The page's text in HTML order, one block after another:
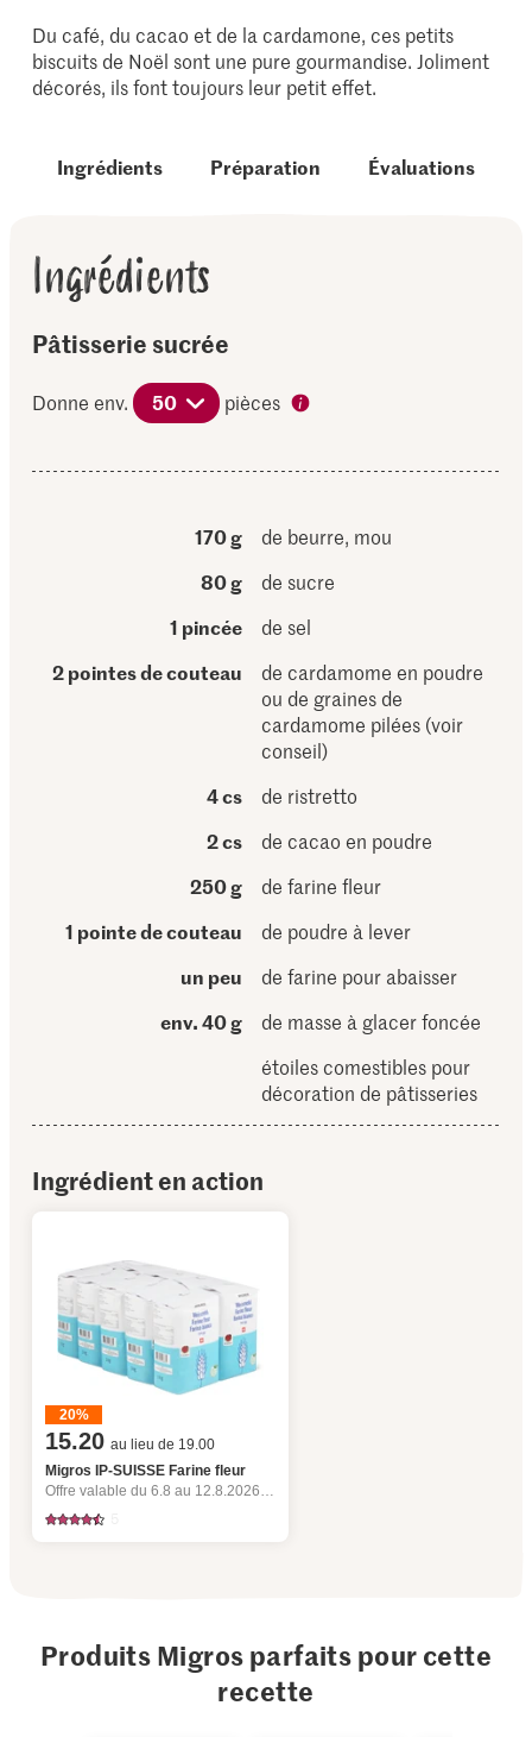
Du café, du cacao et de la cardamone, ces petits
biscuits de Noël sont une pure gourmandise. Joliment
décorés, ils font toujours leur petit effet.
Ingrédients Préparation Évaluations
Ingrédients
Pâtisserie sucrée
Donne env. 50 pièces
170 g
de beurre, mou
80 g
de sucre
1 pincée
de sel
2 pointes de couteau
de cardamome en poudre
ou de graines de
cardamome pilées (voir
conseil)
4 cs
de ristretto
2 cs
de cacao en poudre
250 g
de farine fleur
1 pointe de couteau
de poudre à lever
un peu
de farine pour abaisser
env. 40 g
de masse à glacer foncée
étoiles comestibles pour
décoration de pâtisseries
Ingrédient en action
20%
15.20 au lieu de 19.00
Migros IP-SUISSE Farine fleur
Offre valable du 6.8 au 12.8.2026, jusqu’à épuisement du stock.
Produits Migros parfaits pour cette
recette